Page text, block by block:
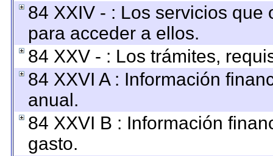
84 XXIV - : Los servicios
para acceder a ellos.
84 XXV - : Los trámites,
84 XXVI A : Información
anual.
84 XXVI B : Información
gasto.